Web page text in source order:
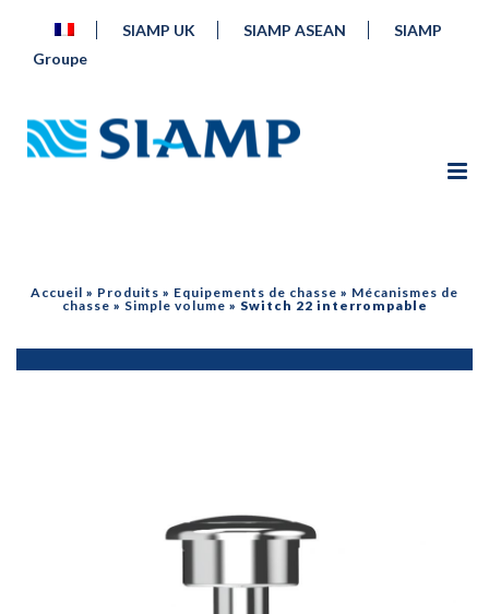
SIAMP UK SIAMP ASEAN
SIAMP
Groupe
Accueil » Produits » Equipements de chasse » Mécanismes de
chasse » Simple volume » Switch 22 interrompable